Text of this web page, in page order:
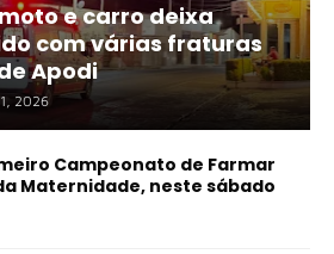
e carro deixa
com várias fraturas
Apodi
2026
Campeonato de Farmar
Maternidade, neste sábado